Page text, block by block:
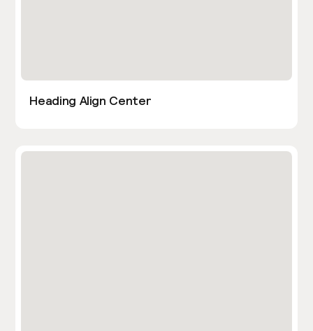
Heading Align Center